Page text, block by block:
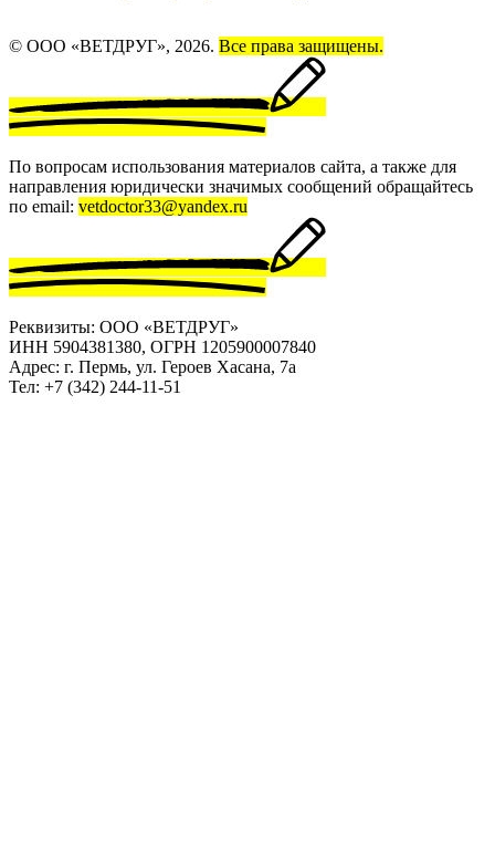
© ООО «ВЕТДРУГ», 2026. Все права защищены.
По вопросам использования материалов сайта, а также для
направления юридически значимых сообщений обращайтесь
по email: vetdoctor33@yandex.ru
Реквизиты: ООО «ВЕТДРУГ»
ИНН 5904381380, ОГРН 1205900007840
Адрес: г. Пермь, ул. Героев Хасана, 7а
Тел: +7 (342) 244-11-51